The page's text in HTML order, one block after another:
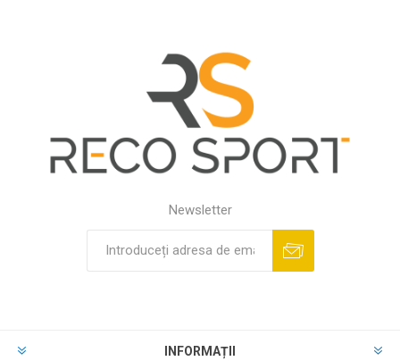
Newsletter
INFORMAȚII